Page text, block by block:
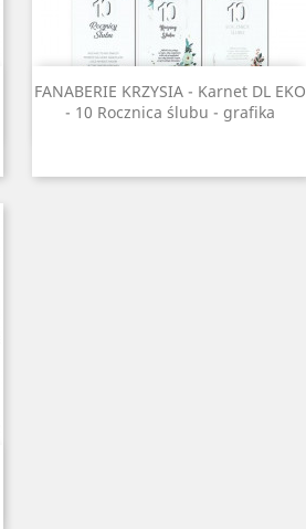
FANABERIE KRZYSIA - Karnet DL EKO
- 10 Rocznica ślubu - grafika
 Szybki podgląd